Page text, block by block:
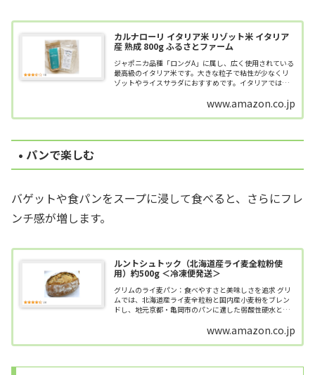
カルナローリ イタリア米 リゾット米 イタリア
産 熟成 800g ふるさとファーム
ジャポニカ品種「ロングA」に属し、広く使用されている
最高級のイタリア米です。大きな粒子で粘性が少なくリ
ゾットやライスサラダにおすすめです。イタリアでは熟
www.amazon.co.jp
• パンで楽しむ
バゲットや食パンをスープに浸して食べると、さらにフレ
ンチ感が増します。
ルントシュトック（北海道産ライ麦全粒粉使
用）約500g ＜冷凍便発送＞
グリムのライ麦パン：食べやすさと美味しさを追求 グリ
ムでは、北海道産ライ麦全粒粉と国内産小麦粉をブレン
ドし、地元京都・亀岡市のパンに適した弱酸性硬水と天
提供しています。このパンは、サンドイッ...www.amazon.co.jp